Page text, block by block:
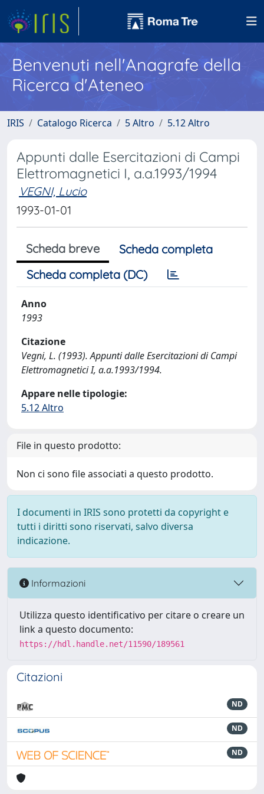
Benvenuti nell'Anagrafe della
Ricerca d'Ateneo
IRIS Catalogo Ricerca 5 Altro 5.12 Altro
Appunti dalle Esercitazioni di Campi
Elettromagnetici I, a.a.1993/1994
VEGNI, Lucio
1993-01-01
Scheda breve
Scheda completa
Scheda completa (DC)
Anno
1993
Citazione
Vegni, L. (1993). Appunti dalle Esercitazioni di Campi
Elettromagnetici I, a.a.1993/1994.
Appare nelle tipologie:
5.12 Altro
File in questo prodotto:
Non ci sono file associati a questo prodotto.
I documenti in IRIS sono protetti da copyright e
tutti i diritti sono riservati, salvo diversa
indicazione.
Informazioni
Utilizza questo identificativo per citare o creare un
link a questo documento:
https://hdl.handle.net/11590/189561
Citazioni
ND
ND
ND